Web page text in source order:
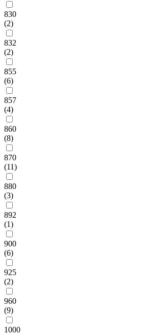
830
(2)
832
(2)
855
(6)
857
(4)
860
(8)
870
(11)
880
(3)
892
(1)
900
(6)
925
(2)
960
(9)
1000